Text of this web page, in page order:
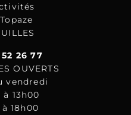
26 77
OUVERTS
vendredi
13h00
18h00